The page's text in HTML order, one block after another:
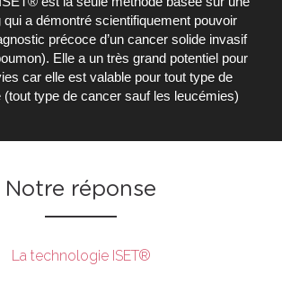
qui a démontré scientifiquement pouvoir
précoce d’un cancer solide invasif
Elle a un très grand potentiel pour
car elle est valable pour tout type de
(tout type de cancer sauf les leucémies)
Notre réponse
La technologie ISET®